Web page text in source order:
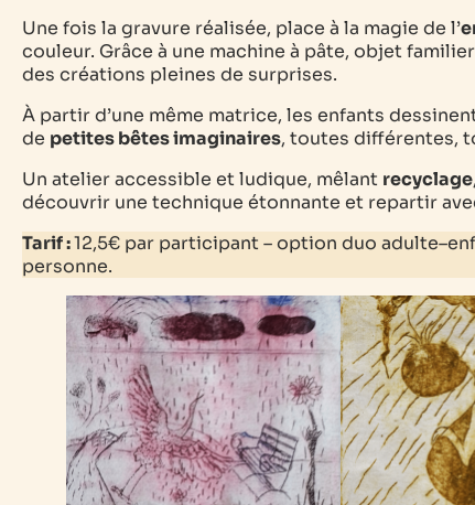
Une fois la gravure réalisée, place à la magie de l’
couleur. Grâce à une machine à pâte, objet
des créations pleines de surprises.
À partir d’une même matrice, les enfants
de petites bêtes imaginaires, toutes différentes,
Un atelier accessible et ludique, mêlant recyclage,
découvrir une technique étonnante et repartir
Tarif :12,5€ par participant –option duo
personne.